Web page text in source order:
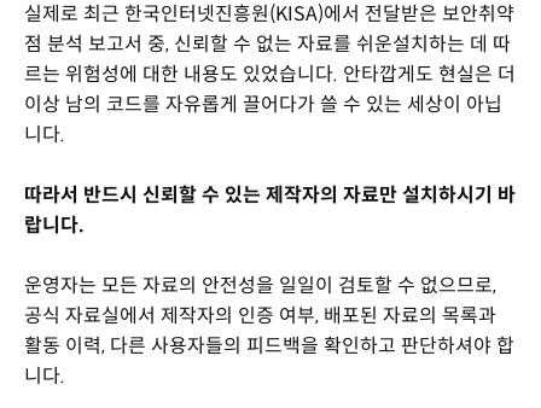
실제로 최근 한국인터넷진흥원(KISA)에서 전달받은 보안취약
점 분석 보고서 중, 신뢰할 수 없는 자료를 쉬운설치하는 데 따
르는 위험성에 대한 내용도 있었습니다. 안타깝게도 현실은 더
이상 남의 코드를 자유롭게 끌어다가 쓸 수 있는 세상이 아닙
니다.
따라서 반드시 신뢰할 수 있는 제작자의 자료만 설치하시기 바
랍니다.
운영자는 모든 자료의 안전성을 일일이 검토할 수 없으므로,
공식 자료실에서 제작자의 인증 여부, 배포된 자료의 목록과
활동 이력, 다른 사용자들의 피드백을 확인하고 판단하셔야 합
니다.